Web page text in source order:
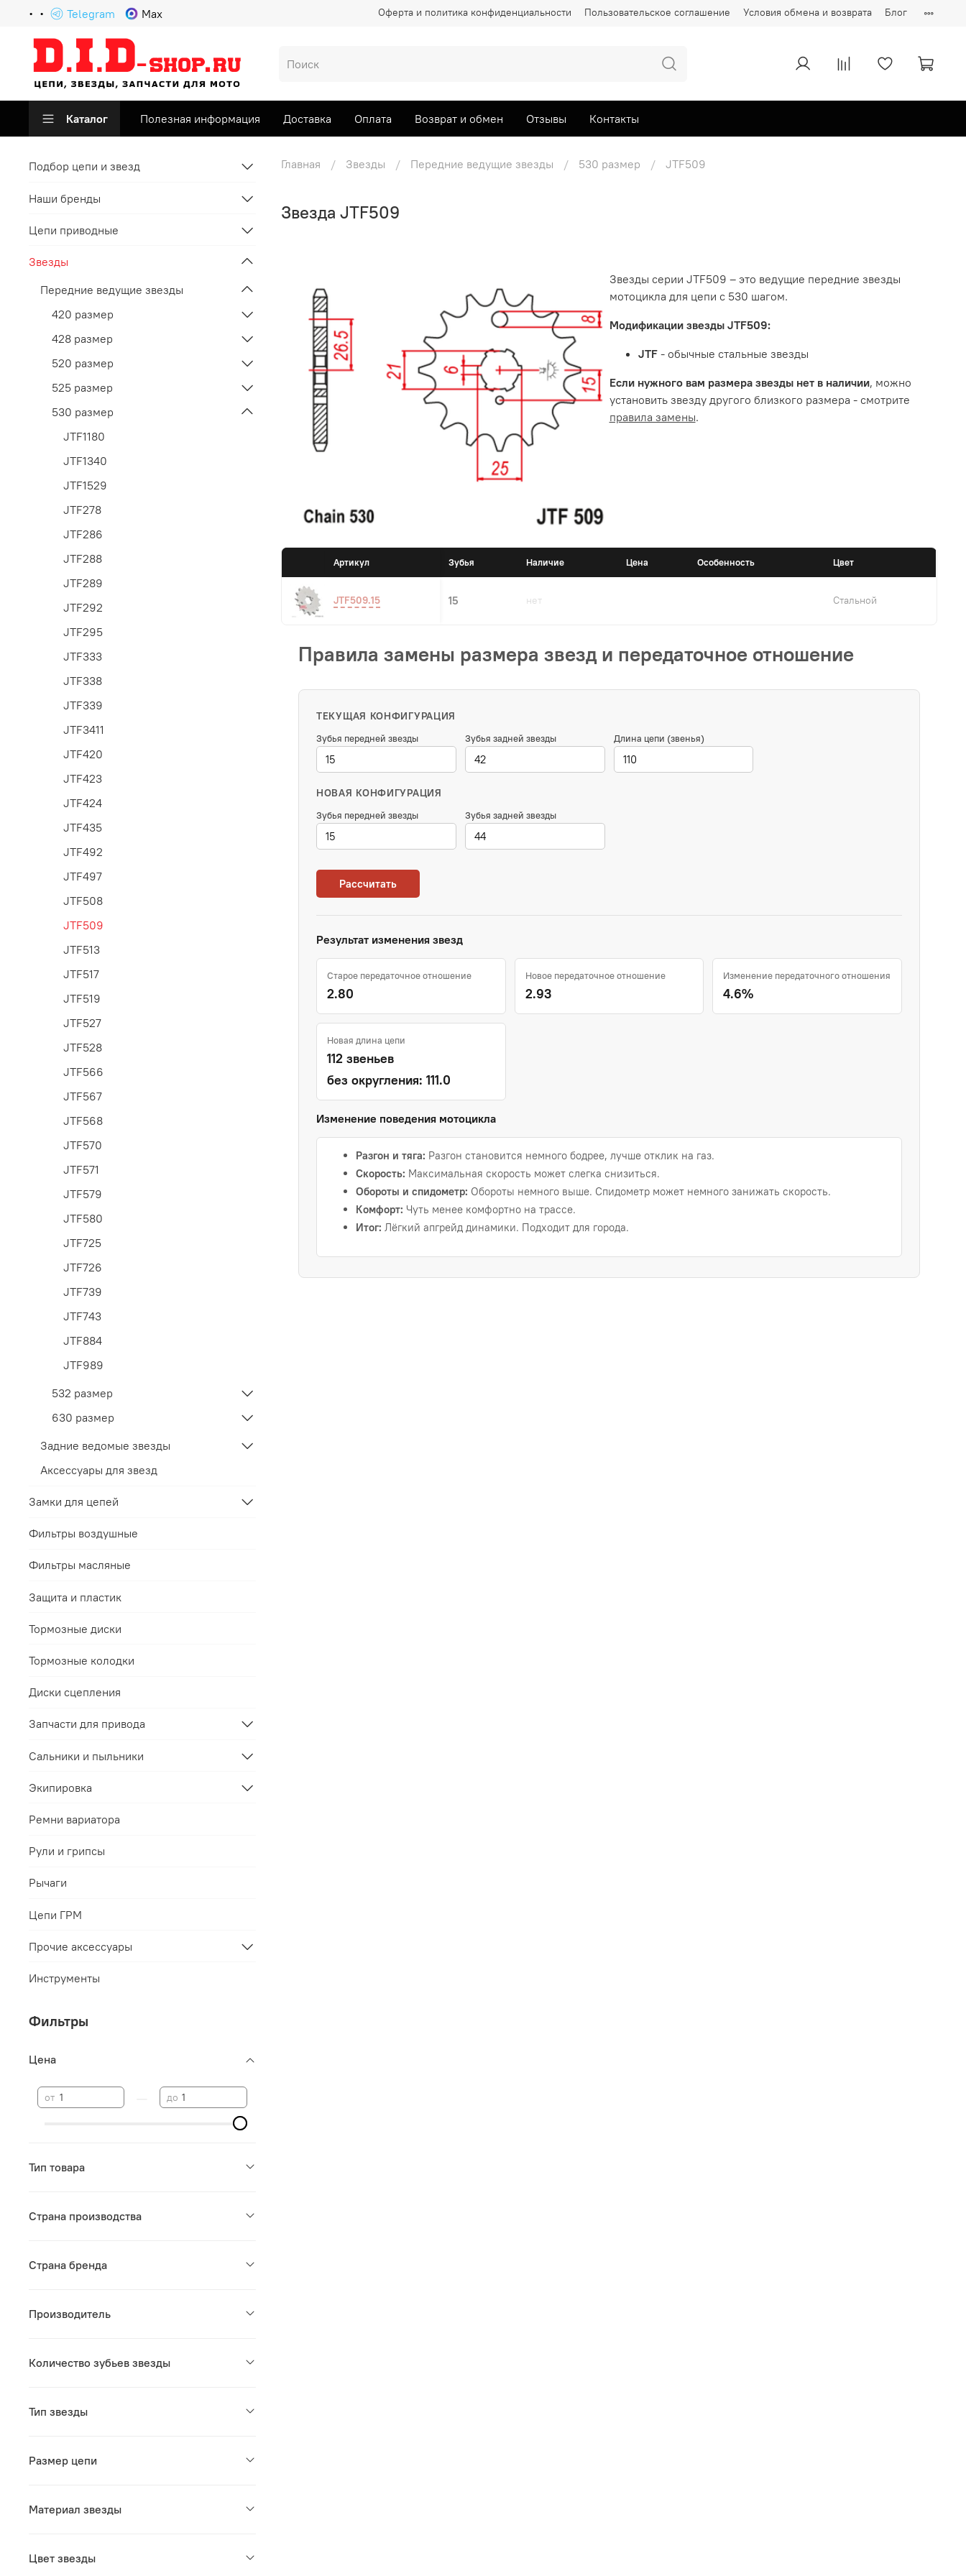
Оферта и политика конфиденциальности Пользовательское соглашение Условия обмена и возврата Блог
Telegram Max
Каталог Полезная информация Доставка Оплата Возврат и обмен Отзывы Контакты
Главная Звезды Передние ведущие звезды 530 размер JTF509
Звезда JTF509
Звезды серии JTF509 – это ведущие передние звезды
мотоцикла для цепи с 530 шагом.
Модификации звезды JTF509:
JTF- обычные стальные звезды
Если нужного вам размера звезды нет в наличии, можно
установить звезду другого близкого размера - смотрите
правила замены.
Артикул Зубья Наличие Цена Особенность Цвет
JTF509.15 15 нет Стальной
Правила замены размера звезд и передаточное отношение
ТЕКУЩАЯ КОНФИГУРАЦИЯ
Зубья передней звезды Зубья задней звезды Длина цепи (звенья)
НОВАЯ КОНФИГУРАЦИЯ
Зубья передней звезды Зубья задней звезды
Рассчитать
Результат изменения звезд
Старое передаточное отношение
2.80
Новое передаточное отношение
2.93
Изменение передаточного отношения
4.6%
Новая длина цепи
112 звеньев
без округления: 111.0
Изменение поведения мотоцикла
Разгон и тяга: Разгон становится немного бодрее, лучше отклик на газ.
Скорость: Максимальная скорость может слегка снизиться.
Обороты и спидометр: Обороты немного выше. Спидометр может немного занижать скорость.
Комфорт: Чуть менее комфортно на трассе.
Итог: Лёгкий апгрейд динамики. Подходит для города.
Подбор цепи и звезд
Наши бренды
Цепи приводные
Звезды
Передние ведущие звезды
420 размер
428 размер
520 размер
525 размер
530 размер
JTF1180
JTF1340
JTF1529
JTF278
JTF286
JTF288
JTF289
JTF292
JTF295
JTF333
JTF338
JTF339
JTF3411
JTF420
JTF423
JTF424
JTF435
JTF492
JTF497
JTF508
JTF509
JTF513
JTF517
JTF519
JTF527
JTF528
JTF566
JTF567
JTF568
JTF570
JTF571
JTF579
JTF580
JTF725
JTF726
JTF739
JTF743
JTF884
JTF989
532 размер
630 размер
Задние ведомые звезды
Аксессуары для звезд
Замки для цепей
Фильтры воздушные
Фильтры масляные
Защита и пластик
Тормозные диски
Тормозные колодки
Диски сцепления
Запчасти для привода
Сальники и пыльники
Экипировка
Ремни вариатора
Рули и грипсы
Рычаги
Цепи ГРМ
Прочие аксессуары
Инструменты
Фильтры
Цена
от до
Тип товара
Страна производства
Страна бренда
Производитель
Количество зубьев звезды
Тип звезды
Размер цепи
Материал звезды
Цвет звезды